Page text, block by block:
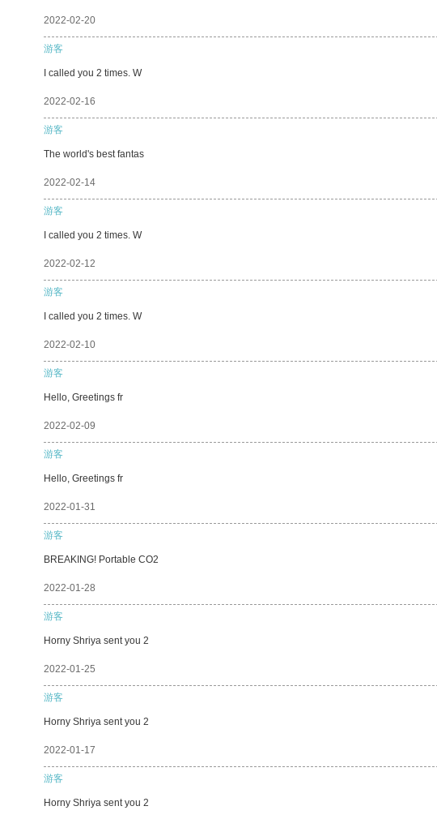
2022-02-20
游客
I called you 2 times. W
2022-02-16
游客
The world's best fantas
2022-02-14
游客
I called you 2 times. W
2022-02-12
游客
I called you 2 times. W
2022-02-10
游客
Hello, Greetings fr
2022-02-09
游客
Hello, Greetings fr
2022-01-31
游客
BREAKING! Portable CO2
2022-01-28
游客
Horny Shriya sent you 2
2022-01-25
游客
Horny Shriya sent you 2
2022-01-17
游客
Horny Shriya sent you 2